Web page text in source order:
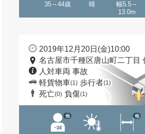
35～44歳 晴
幅5.5～
13.0m
2019年12月20日(金)10:00
名古屋市千種区唐山町二丁目
人対車両 事故
軽貨物車(1) 歩行者(1)
死亡(0) 負傷(1)
他 他